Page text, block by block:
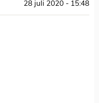
28 juli 2020 - 15:48